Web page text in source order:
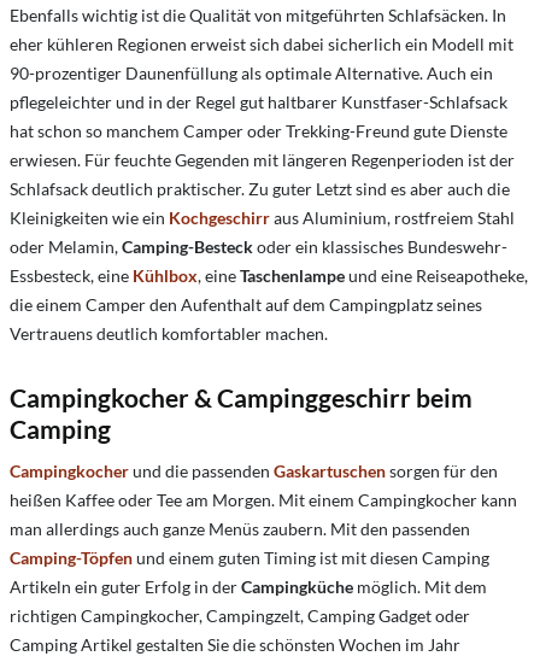
Ebenfalls wichtig ist die Qualität von mitgeführten Schlafsäcken. In
eher kühleren Regionen erweist sich dabei sicherlich ein Modell mit
90-prozentiger Daunenfüllung als optimale Alternative. Auch ein
pflegeleichter und in der Regel gut haltbarer Kunstfaser-Schlafsack
hat schon so manchem Camper oder Trekking-Freund gute Dienste
erwiesen. Für feuchte Gegenden mit längeren Regenperioden ist der
Schlafsack deutlich praktischer. Zu guter Letzt sind es aber auch die
Kleinigkeiten wie ein Kochgeschirraus Aluminium, rostfreiem Stahl
oder Melamin,Camping-Besteckoder ein klassisches Bundeswehr-
Essbesteck, eine Kühlbox, eineTaschenlampeund eine Reiseapotheke,
die einem Camper den Aufenthalt auf dem Campingplatz seines
Vertrauens deutlich komfortabler machen.
Campingkocher & Campinggeschirr beim
Camping
Campingkocherund die passenden Gaskartuschensorgen für den
heißen Kaffee oder Tee am Morgen. Mit einem Campingkocher kann
man allerdings auch ganze Menüs zaubern. Mit den passenden
Camping-Töpfenund einem guten Timing ist mit diesen Camping
Artikeln ein guter Erfolg in derCampingküche möglich. Mit dem
richtigen Campingkocher, Campingzelt, Camping Gadget oder
Camping Artikel gestalten Sie die schönsten Wochen im Jahr